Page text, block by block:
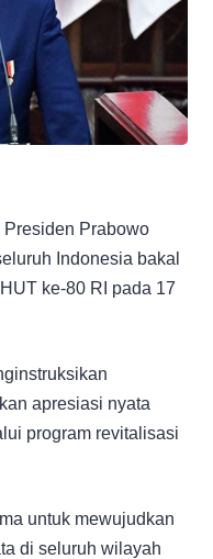
Prabowo
Indonesia bakal
ke-80 RI pada 17
apresiasi nyata
program revitalisasi
untuk mewujudkan
di seluruh wilayah